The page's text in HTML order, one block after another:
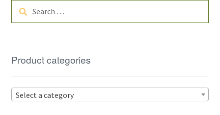
Search
Product categories
Select a category